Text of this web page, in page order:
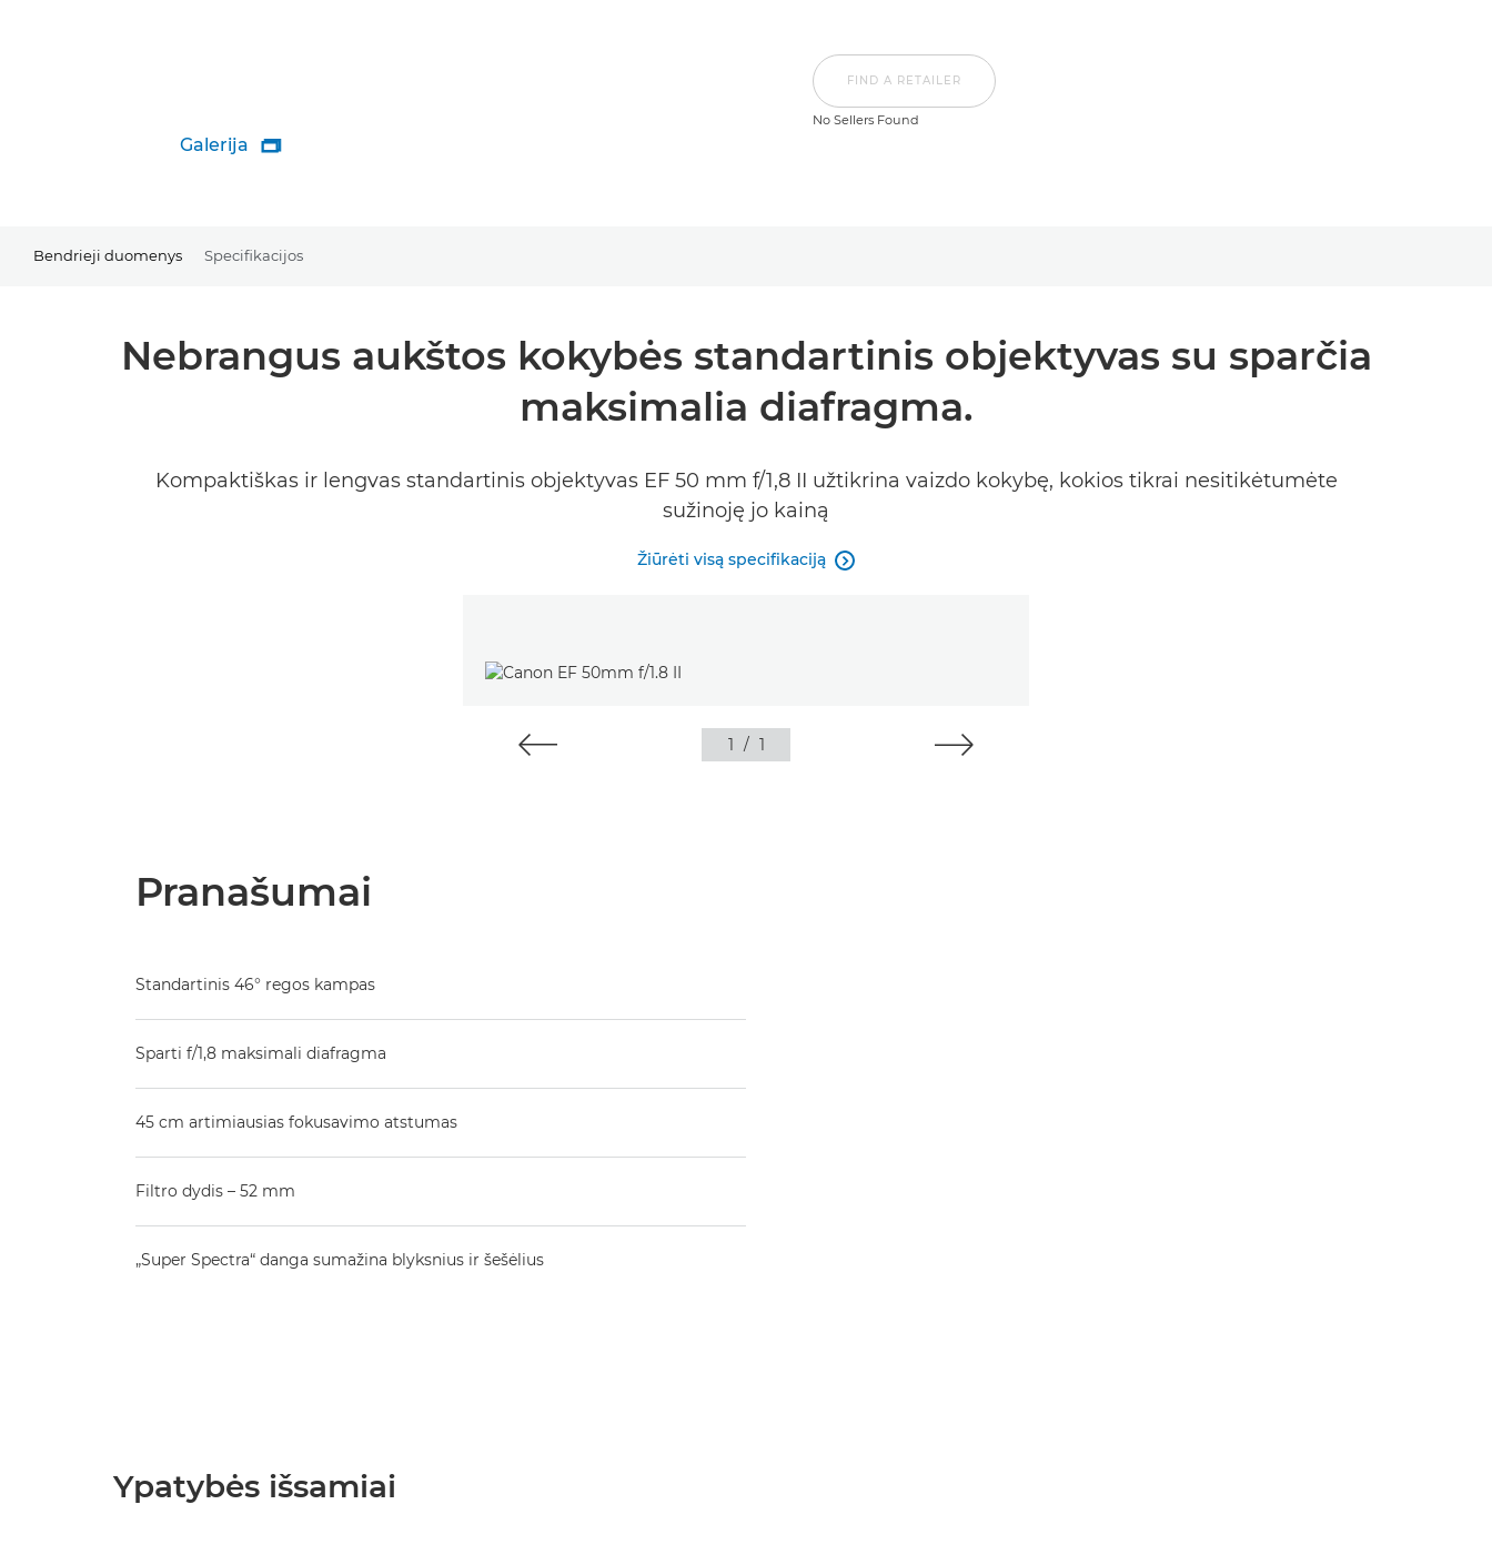
Galerija 
FIND A RETAILER
No Sellers Found
Bendrieji duomenys Specifikacijos
Nebrangus aukštos kokybės standartinis objektyvas su sparčia
maksimalia diafragma.
Kompaktiškas ir lengvas standartinis objektyvas EF 50 mm f/1,8 II užtikrina vaizdo kokybę, kokios tikrai nesitikėtumėte
sužinoję jo kainą
Žiūrėti visą specifikaciją 
1 / 1
Pranašumai
Standartinis 46° regos kampas
Sparti f/1,8 maksimali diafragma
45 cm artimiausias fokusavimo atstumas
Filtro dydis – 52 mm
„Super Spectra“ danga sumažina blyksnius ir šešėlius
Ypatybės išsamiai